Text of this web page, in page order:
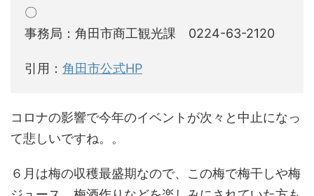
〇
事務局：角田市商工観光課 0224-63-2120
引用： 角田市公式HP
コロナの影響で今年のイベントが次々と中止になっ
て悲しいですね。。
６月は梅の収穫最盛期なので、この梅で梅干しや梅